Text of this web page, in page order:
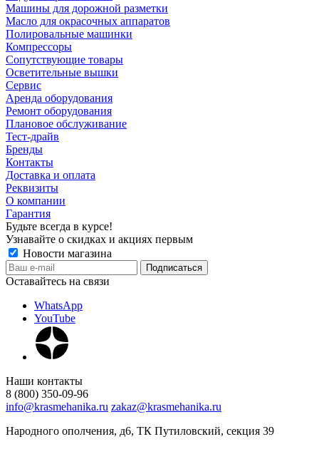
Машины для дорожной разметки
Масло для окрасочных аппаратов
Полировальные машинки
Компрессоры
Сопутствующие товары
Осветительные вышки
Сервис
Аренда оборудования
Ремонт оборудования
Плановое обслуживание
Тест-драйв
Бренды
Контакты
Доставка и оплата
Реквизиты
О компании
Гарантия
Будьте всегда в курсе!
Узнавайте о скидках и акциях первым
Новости магазина
Оставайтесь на связи
WhatsApp
YouTube
Наши контакты
8 (800) 350-09-96
info@krasmehanika.ru zakaz@krasmehanika.ru
Народного ополчения, д6, ТК Путиловский, секция 39